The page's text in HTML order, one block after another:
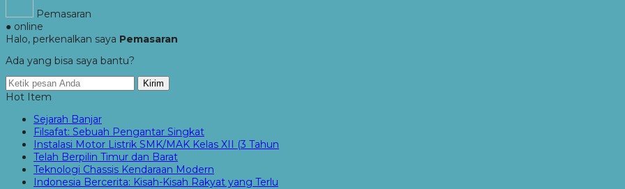
Pemasaran
● online
Halo, perkenalkan saya Pemasaran
Ada yang bisa saya bantu?
Kirim
Hot Item
Sejarah Banjar
Filsafat: Sebuah Pengantar Singkat
Instalasi Motor Listrik SMK/MAK Kelas XII (3 Tahun
Telah Berpilin Timur dan Barat
Teknologi Chassis Kendaraan Modern
Indonesia Bercerita: Kisah-Kisah Rakyat yang Terlu